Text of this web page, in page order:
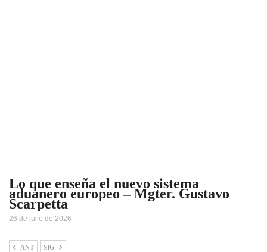
Lo que enseña el nuevo sistema
aduanero europeo – Mgter. Gustavo
Scarpetta
26 de julio de 2026
ANT SIG